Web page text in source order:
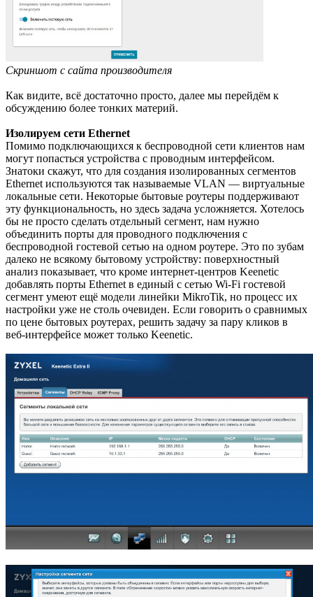
Скриншот с сайта производителя
Как видите, всё достаточно просто, далее мы перейдём к
обсуждению более тонких материй.
Изолируем сети Ethernet
Помимо подключающихся к беспроводной сети клиентов нам
могут попасться устройства с проводным интерфейсом.
Знатоки скажут, что для создания изолированных сегментов
Ethernet используются так называемые VLAN — виртуальные
локальные сети. Некоторые бытовые роутеры поддерживают
эту функциональность, но здесь задача усложняется. Хотелось
бы не просто сделать отдельный сегмент, нам нужно
объединить порты для проводного подключения с
беспроводной гостевой сетью на одном роутере. Это по зубам
далеко не всякому бытовому устройству: поверхностный
анализ показывает, что кроме интернет-центров Keenetic
добавлять порты Ethernet в единый с сетью Wi-Fi гостевой
сегмент умеют ещё модели линейки MikroTik, но процесс их
настройки уже не столь очевиден. Если говорить о сравнимых
по цене бытовых роутерах, решить задачу за пару кликов в
веб-интерфейсе может только Keenetic.